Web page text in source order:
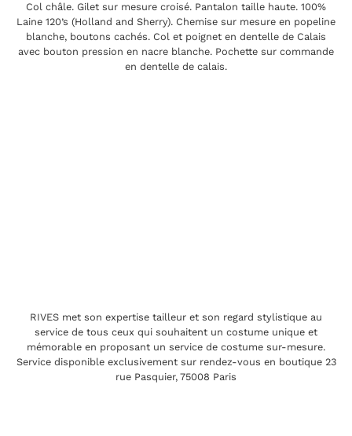
Col châle. Gilet sur mesure croisé. Pantalon taille haute. 100%
Laine 120’s (Holland and Sherry). Chemise sur mesure en popeline
blanche, boutons cachés. Col et poignet en dentelle de Calais
avec bouton pression en nacre blanche. Pochette sur commande
en dentelle de calais.
RIVES met son expertise tailleur et son regard stylistique au
service de tous ceux qui souhaitent un costume unique et
mémorable en proposant un service de costume sur-mesure.
Service disponible exclusivement sur rendez-vous en boutique 23
rue Pasquier, 75008 Paris